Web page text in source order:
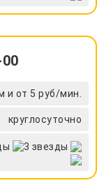
и от 5 руб/мин.
круглосуточно